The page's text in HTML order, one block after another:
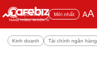
Đọc nhiều Mới nhất AA
Kinh doanh Tài chính ngân hàng